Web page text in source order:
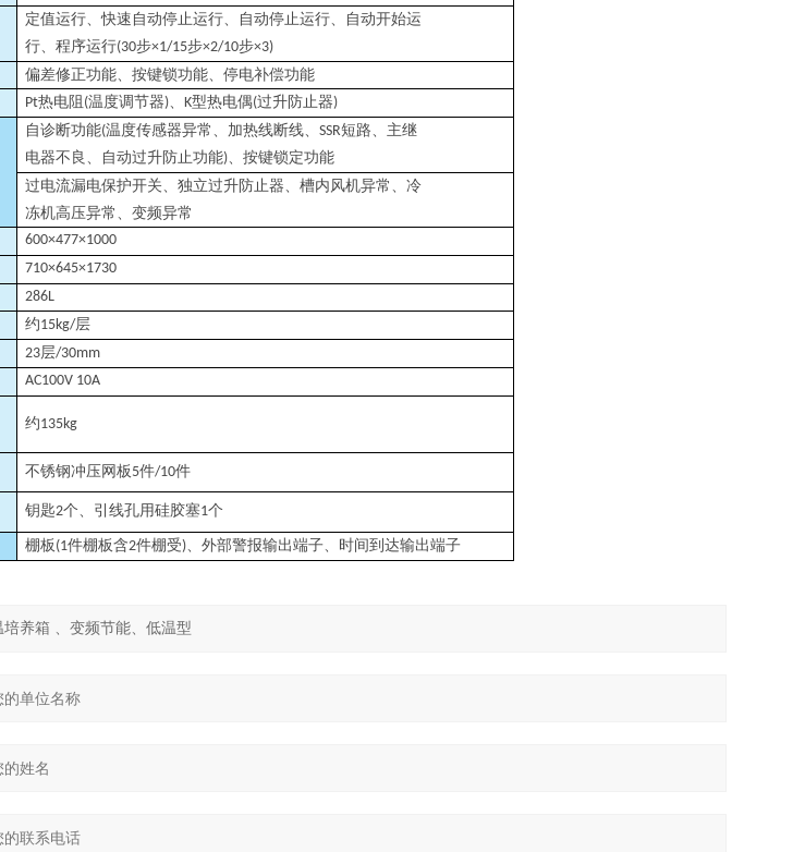
定值运行、快速自动停止运行、自动停止运行、自动开始运
行、程序运行(30步×1/15步×2/10步×3)
偏差修正功能、按键锁功能、停电补偿功能
Pt热电阻 (温度调节器)、 K型热电偶(过升防止器)
自诊断功能(温度传感器异常、加热线断线、 SSR短路、主继
电器不良、自动过升防止功能)、按键锁定功能
过电流漏电保护开关、独立过升防止器、槽内风机异常、冷
冻机高压异常、变频异常
600×477×1000
710×645×1730
286L
约15kg/层
23层/30mm
AC100V 10A
约135kg
不锈钢冲压网板 5件/10件
钥匙2个、引线孔用硅胶塞1个
棚板 (1件棚板含2件棚受)、外部警报输出端子、时间到达输出端子